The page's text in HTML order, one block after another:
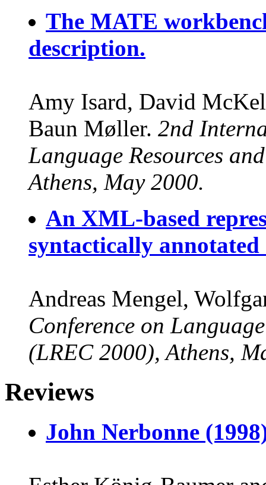
The MATE
description.
Amy Isard, David
Baun Møller. 2nd
Language Resources
Athens, May 2000.
An XML-based
syntactically
Andreas Mengel,
Conference on
(LREC 2000), Athens,
Reviews
John Nerbonne